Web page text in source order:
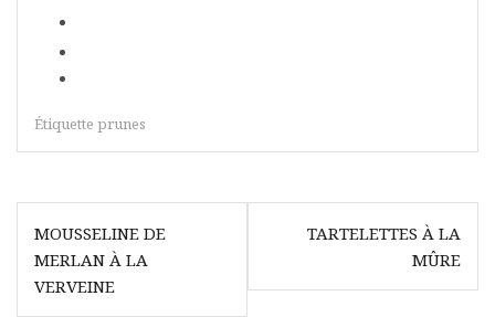
Étiquette prunes
Navigation
de
l’article
MOUSSELINE DE
MERLAN À LA
VERVEINE
TARTELETTES À LA
MÛRE